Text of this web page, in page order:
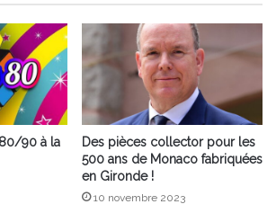
90 à la
Des pièces collector pour les
500 ans de Monaco fabriquées
en Gironde !
10 novembre 2023